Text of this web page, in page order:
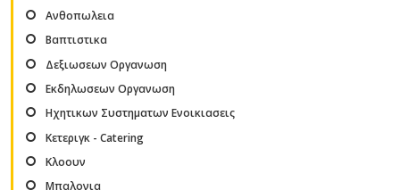
Ανθοπωλεια
Βαπτιστικα
Δεξιωσεων Οργανωση
Εκδηλωσεων Οργανωση
Ηχητικων Συστηματων Ενοικιασεις
Κετεριγκ - Catering
Κλοουν
Μπαλονια